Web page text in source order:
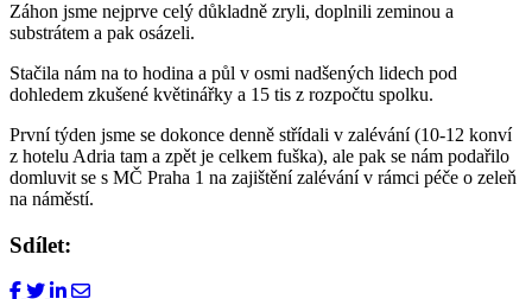
Záhon jsme nejprve celý důkladně zryli, doplnili zeminou a
substrátem a pak osázeli.
Stačila nám na to hodina a půl v osmi nadšených lidech pod
dohledem zkušené květinářky a 15 tis z rozpočtu spolku.
První týden jsme se dokonce denně střídali v zalévání (10-12 konví
z hotelu Adria tam a zpět je celkem fuška), ale pak se nám podařilo
domluvit se s MČ Praha 1 na zajištění zalévání v rámci péče o zeleň
na náměstí.
Sdílet: